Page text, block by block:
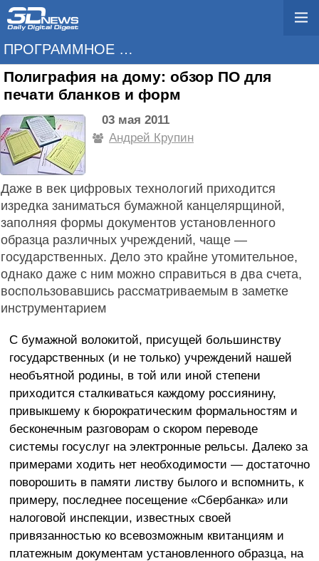
ПРОГРАММНОЕ ОБЕСПЕЧЕНИЕ
Полиграфия на дому: обзор ПО для
печати бланков и форм
03 мая 2011
Андрей Крупин
Даже в век цифровых технологий приходится
изредка заниматься бумажной канцелярщиной,
заполняя формы документов установленного
образца различных учреждений, чаще —
государственных. Дело это крайне утомительное,
однако даже с ним можно справиться в два счета,
воспользовавшись рассматриваемым в заметке
инструментарием
С бумажной волокитой, присущей большинству
государственных (и не только) учреждений нашей
необъятной родины, в той или иной степени
приходится сталкиваться каждому россиянину,
привыкшему к бюрократическим формальностям и
бесконечным разговорам о скором переводе
системы госуслуг на электронные рельсы. Далеко за
примерами ходить нет необходимости — достаточно
поворошить в памяти листву былого и вспомнить, к
примеру, последнее посещение «Сбербанка» или
налоговой инспекции, известных своей
привязанностью ко всевозможным квитанциям и
платежным документам установленного образца, на